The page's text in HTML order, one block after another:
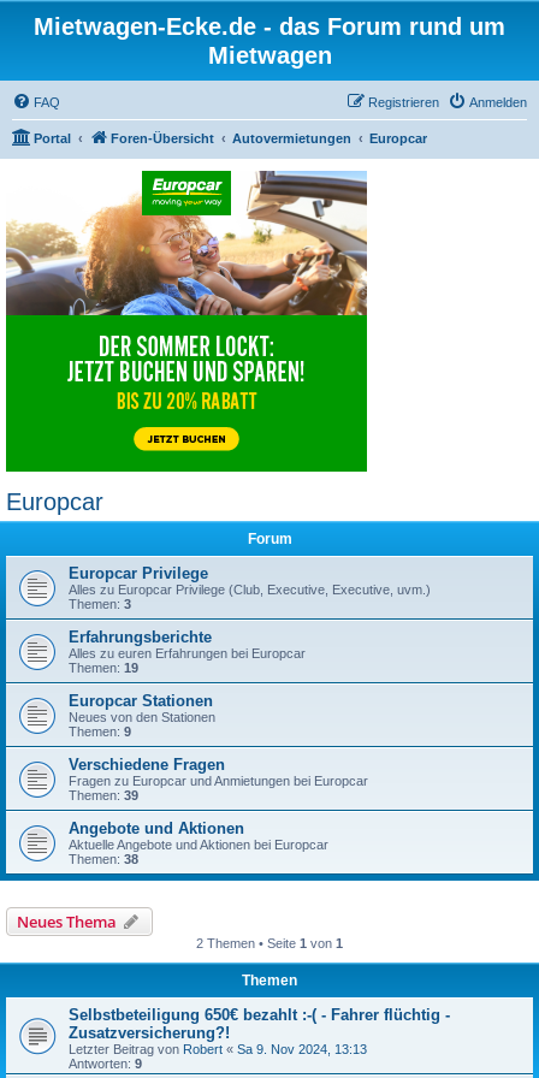
Mietwagen-Ecke.de - das Forum rund um
Mietwagen
FAQ Anmelden
Registrieren
Portal Foren-Übersicht Autovermietungen Europcar
Europcar
Forum
Europcar Privilege
Alles zu Europcar Privilege (Club, Executive, Executive, uvm.)
Themen: 3
Erfahrungsberichte
Alles zu euren Erfahrungen bei Europcar
Themen: 19
Europcar Stationen
Neues von den Stationen
Themen: 9
Verschiedene Fragen
Fragen zu Europcar und Anmietungen bei Europcar
Themen: 39
Angebote und Aktionen
Aktuelle Angebote und Aktionen bei Europcar
Themen: 38
Neues Thema
2 Themen • Seite 1 von 1
Themen
Selbstbeteiligung 650€ bezahlt :-( - Fahrer flüchtig -
Zusatzversicherung?!
Letzter Beitrag von Robert « Sa 9. Nov 2024, 13:13
Antworten: 9